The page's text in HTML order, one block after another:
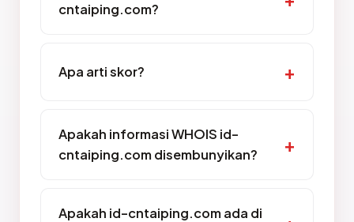
cntaiping.com?
Apa arti skor?
Apakah informasi WHOIS id-
cntaiping.com disembunyikan?
Apakah id-cntaiping.com ada di